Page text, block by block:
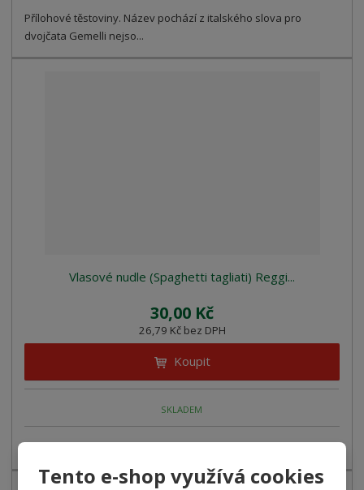
Tento e-shop využívá cookies
Přílohové těstoviny. Název pochází z italského slova pro
dvojčata Gemelli nejso...
Vlasové nudle (Spaghetti tagliati) Reggi...
30,00 Kč
26,79 Kč bez DPH
Koupit
SKLADEM